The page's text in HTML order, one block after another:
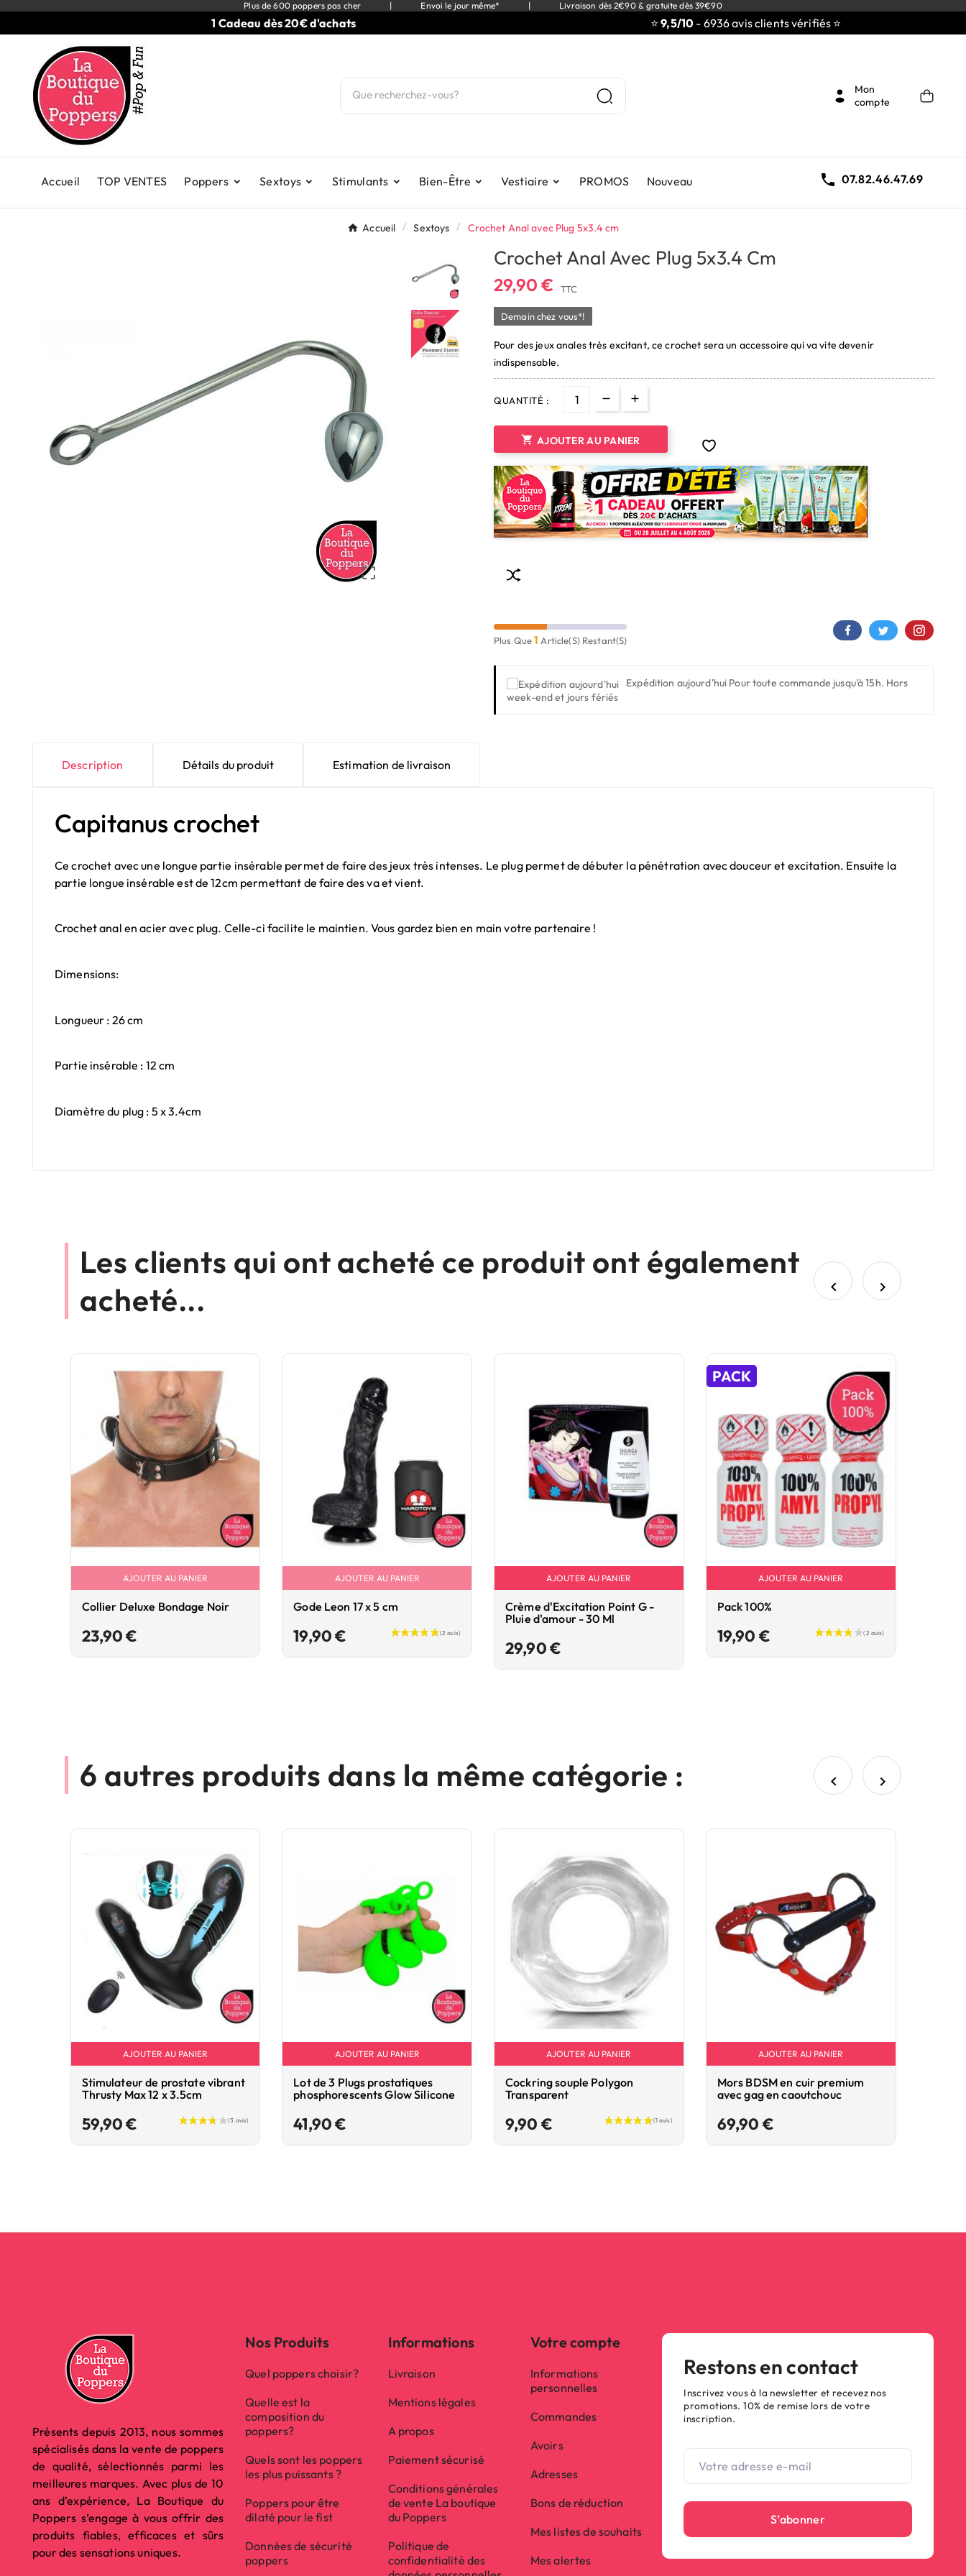
Plus de 600 poppers pas cher | Envoi le jour même* | Livraison dès 2€90 & gratuite dès 39€90
1 Cadeau dès 20€ d'achats 9,5/10- 6936 avis clients vérifiés ⭐
Mon
compte
Accueil TOP VENTES Poppers Sextoys Stimulants Bien-Être Vestiaire PROMOS Nouveau  07.82.46.47.69
Accueil Sextoys Crochet Anal avec Plug 5x3.4 cm

Crochet Anal Avec Plug 5x3.4 Cm
29,90 € TTC
Demain chez vous*!
Pour des jeux anales très excitant, ce crochet sera un accessoire qui va vite devenir
indispensable.
QUANTITÉ :
 AJOUTER AU PANIER
Plus Que1 Article(s) Restant(s)
Expédition aujourd'hui Pour toute commande jusqu'à 15h. Hors
week-end et jours fériés
Description Détails du produit Estimation de livraison
Capitanus crochet
Ce crochet avec une longue partie insérable permet de faire des jeux très intenses. Le plug permet de débuter la pénétration avec douceur et excitation. Ensuite la
partie longue insérable est de 12cm permettant de faire des va et vient.
Crochet anal en acier avec plug. Celle-ci facilite le maintien. Vous gardez bien en main votre partenaire !
Dimensions:
Longueur : 26 cm
Partie insérable : 12 cm
Diamètre du plug : 5 x 3.4cm
Les clients qui ont acheté ce produit ont également
acheté...
 
AJOUTER AU PANIER
Collier Deluxe Bondage Noir
23,90 €
AJOUTER AU PANIER
Gode Leon 17 x 5 cm
19,90 €
AJOUTER AU PANIER
Crème d'Excitation Point G -
Pluie d'amour - 30 Ml
29,90 €Prix
PACK
AJOUTER AU PANIER
Pack 100%
19,90 €Prix
6 autres produits dans la même catégorie :  
AJOUTER AU PANIER
Stimulateur de prostate vibrant
Thrusty Max 12 x 3.5cm
59,90 €
AJOUTER AU PANIER
Lot de 3 Plugs prostatiques
phosphorescents Glow Silicone
41,90 €
AJOUTER AU PANIER
Cockring souple Polygon
Transparent
9,90 €Prix
AJOUTER AU PANIER
Mors BDSM en cuir premium
avec gag en caoutchouc
69,90 €Prix
Présents depuis 2013, nous sommes
spécialisés dans la vente de poppers
de qualité, sélectionnés parmi les
meilleures marques. Avec plus de 10
ans d’expérience, La Boutique du
Poppers s’engage à vous offrir des
produits fiables, efficaces et sûrs
pour des sensations uniques.
Nos Produits
Quel poppers choisir?
Quelle est la
composition du
poppers?
Quels sont les poppers
les plus puissants ?
Poppers pour être
dilaté pour le fist
Données de sécurité
poppers
Informations
Livraison
Mentions légales
A propos
Paiement sécurisé
Conditions générales
de vente La boutique
du Poppers
Politique de
confidentialité des
Votre compte
Informations
personnelles
Commandes
Avoirs
Adresses
Bons de réduction
Mes listes de souhaits
Mes alertes
Restons en contact
Inscrivez vous à la newsletter et recevez nos
promotions. 10% de remise lors de votre
inscription.
S’abonner